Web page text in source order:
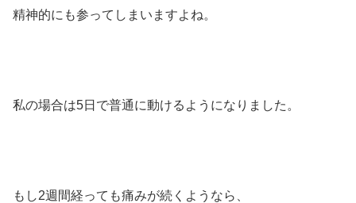
精神的にも参ってしまいますよね。
私の場合は5日で普通に動けるようになりました。
もし2週間経っても痛みが続くようなら、